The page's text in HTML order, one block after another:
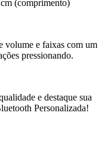
(comprimento)
volume e faixas com um
pressionando.
e destaque sua
Personalizada!